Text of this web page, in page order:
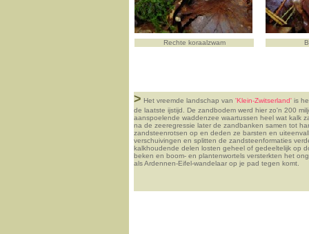
Rechte koraalzwam
> Het vreemde landschap van 'Klein-Zwitserland' is
de laatste ijstijd. De zandbodem werd hier zo'n 200
aanspoelende waddenzee waartussen heel wat kalk
na de zeeregressie later de zandbanken samen tot
zandsteenrotsen op en deden ze barsten en
verschuivingen en splitten de zandsteenformaties
kalkhoudende delen losten geheel of gedeeltelijk op
beken en boom- en plantenwortels versterkten het
als Ardennen-Eifel-wandelaar op je pad tegen komt.